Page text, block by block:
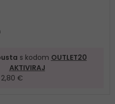
s kodom OUTLET20
AKTIVIRAJ
2,80 €